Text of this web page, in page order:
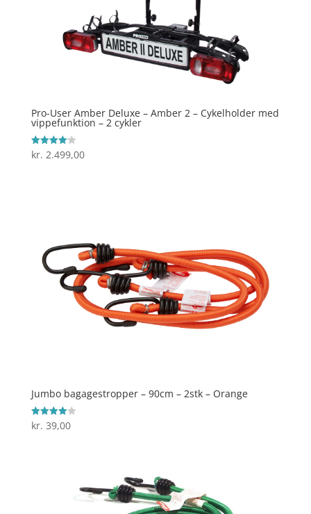
Pro-User Amber Deluxe – Amber 2 – Cykelholder med
vippefunktion – 2 cykler
Vurderet
4.1
kr. 2.499,00
Jumbo bagagestropper – 90cm – 2stk – Orange
Vurderet
4
kr. 39,00